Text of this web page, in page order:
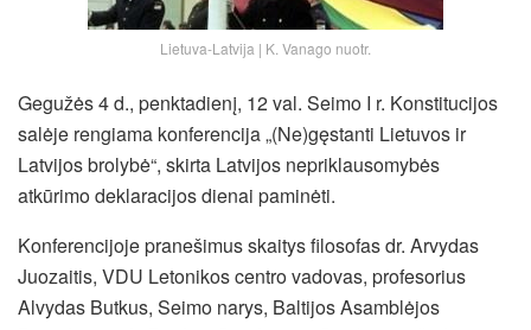
Lietuva-Latvija | K. Vanago nuotr.
Gegužės 4 d., penktadienį, 12 val. Seimo I r. Konstitucijos
salėje rengiama konferencija „(Ne)gęstanti Lietuvos ir
Latvijos brolybė“, skirta Latvijos nepriklausomybės
atkūrimo deklaracijos dienai paminėti.
Konferencijoje pranešimus skaitys filosofas dr. Arvydas
Juozaitis, VDU Letonikos centro vadovas, profesorius
Alvydas Butkus, Seimo narys, Baltijos Asamblėjos